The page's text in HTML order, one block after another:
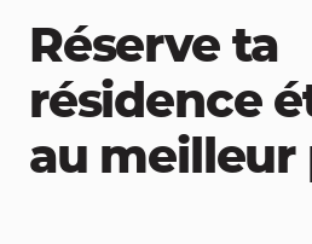
Réserve ta
résidence
au meilleur